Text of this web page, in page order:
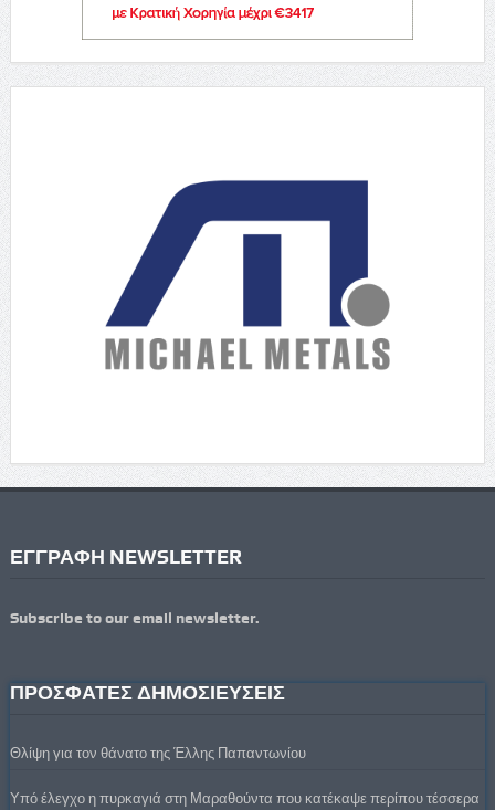
ΕΓΓΡΑΦΗ NEWSLETTER
Subscribe to our email newsletter.
ΠΡΟΣΦΑΤΕΣ ΔΗΜΟΣΙΕΥΣΕΙΣ
Θλίψη για τον θάνατο της Έλλης Παπαντωνίου
Υπό έλεγχο η πυρκαγιά στη Μαραθούντα που κατέκαψε περίπου τέσσερα